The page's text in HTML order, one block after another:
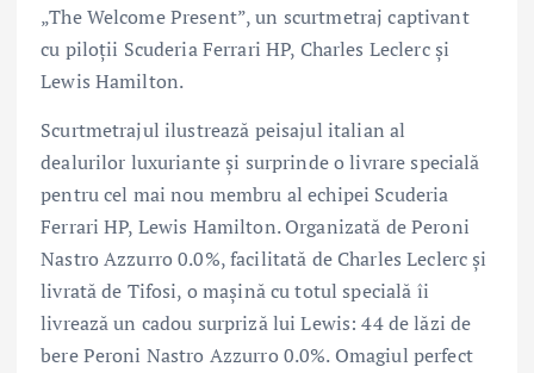
„The Welcome Present”, un scurtmetraj captivant
cu piloții Scuderia Ferrari HP, Charles Leclerc și
Lewis Hamilton.
Scurtmetrajul ilustrează peisajul italian al
dealurilor luxuriante și surprinde o livrare specială
pentru cel mai nou membru al echipei Scuderia
Ferrari HP, Lewis Hamilton. Organizată de Peroni
Nastro Azzurro 0.0%, facilitată de Charles Leclerc și
livrată de Tifosi, o mașină cu totul specială îi
livrează un cadou surpriză lui Lewis: 44 de lăzi de
bere Peroni Nastro Azzurro 0.0%. Omagiul perfect